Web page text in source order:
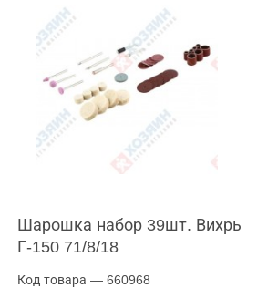
Шарошка набор 39шт. Вихрь
Г-150 71/8/18
Код товара — 660968